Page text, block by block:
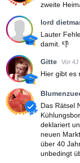
zweite
lord
Lauter
damit. 👎
Gitte Vor 4J
Hier gibt es
Das Rätsel
deklariert
neuen
über 40
unbedingt